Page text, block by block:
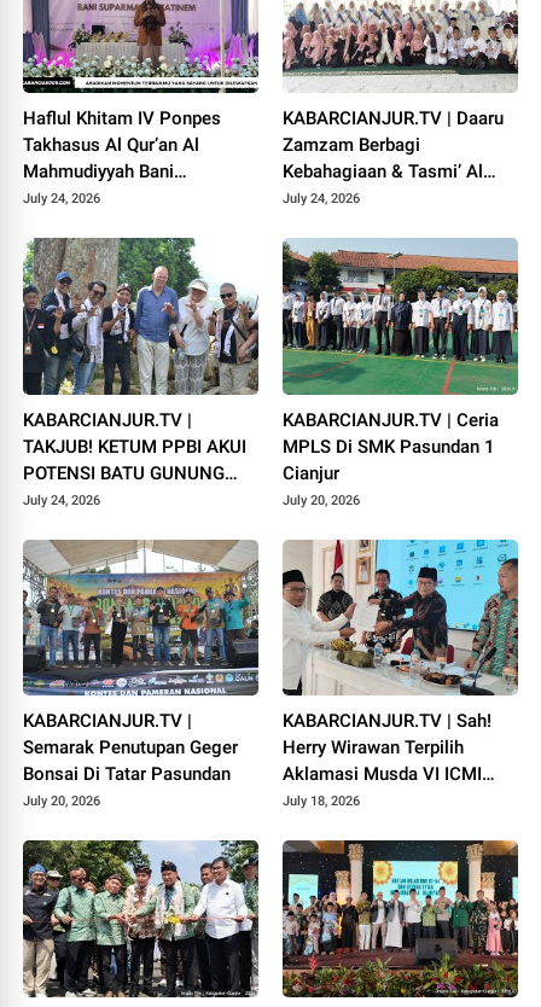
Haflul Khitam IV Ponpes
Takhasus Al Qur’an Al
Mahmudiyyah Bani
Suparman Assatinem
July 24, 2026
KABARCIANJUR.TV | Daaru
Zamzam Berbagi
Kebahagiaan & Tasmi’ Al
Qur’an Sambut Muharram
July 24, 2026
KABARCIANJUR.TV |
TAKJUB! KETUM PPBI AKUI
POTENSI BATU GUNUNG
PADANG
July 24, 2026
KABARCIANJUR.TV | Ceria
MPLS Di SMK Pasundan 1
Cianjur
July 20, 2026
KABARCIANJUR.TV |
Semarak Penutupan Geger
Bonsai Di Tatar Pasundan
July 20, 2026
KABARCIANJUR.TV | Sah!
Herry Wirawan Terpilih
Aklamasi Musda VI ICMI
Orda Cianjur
July 18, 2026